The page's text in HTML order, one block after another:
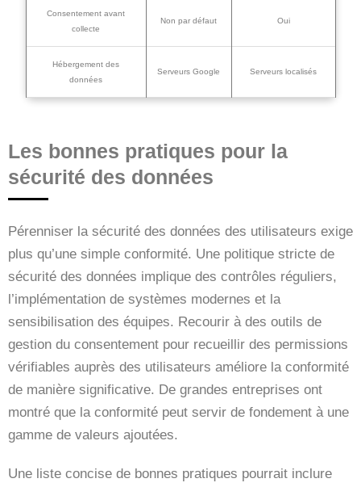
Consentement avant
collecte
Non par défaut Oui
Hébergement des
données
Serveurs Google Serveurs localisés
Les bonnes pratiques pour la
sécurité des données
Pérenniser la sécurité des données des utilisateurs exige
plus qu’une simple conformité. Une politique stricte de
sécurité des données implique des contrôles réguliers,
l’implémentation de systèmes modernes et la
sensibilisation des équipes. Recourir à des outils de
gestion du consentement pour recueillir des permissions
vérifiables auprès des utilisateurs améliore la conformité
de manière significative. De grandes entreprises ont
montré que la conformité peut servir de fondement à une
gamme de valeurs ajoutées.
Une liste concise de bonnes pratiques pourrait inclure